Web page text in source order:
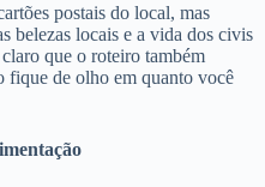
postais do local, mas
belezas locais e a vida dos civis
que o roteiro também
fique de olho em quanto você